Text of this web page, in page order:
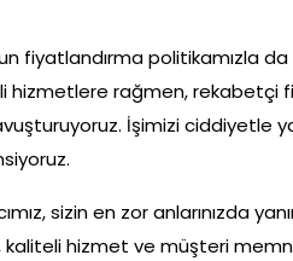
fiyatlandırma politikamızla
hizmetlere rağmen, rekabetçi
İşimizi ciddiyetle
sizin en zor anlarınızda
kaliteli hizmet ve müşteri